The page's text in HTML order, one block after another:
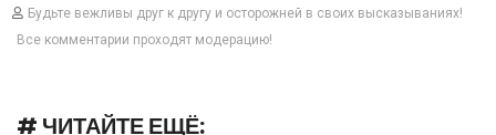
Будьте вежливы друг к другу и осторожней в своих высказываниях!
Все комментарии проходят модерацию!
# ЧИТАЙТЕ ЕЩЁ: